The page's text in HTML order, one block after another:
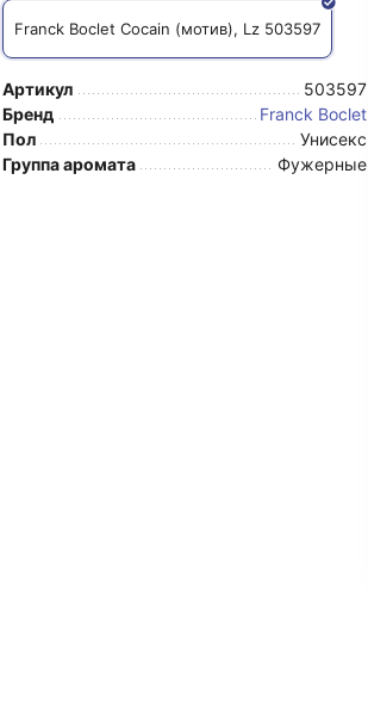
Franck Boclet Cocain (мотив), Lz 503597
Артикул
503597
Бренд
Franck Boclet
Пол
Унисекс
Группа аромата
Фужерные